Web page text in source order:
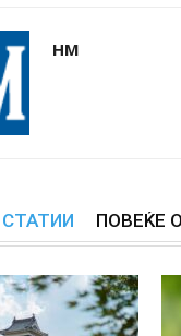
НМ
ПОВЕЌЕ